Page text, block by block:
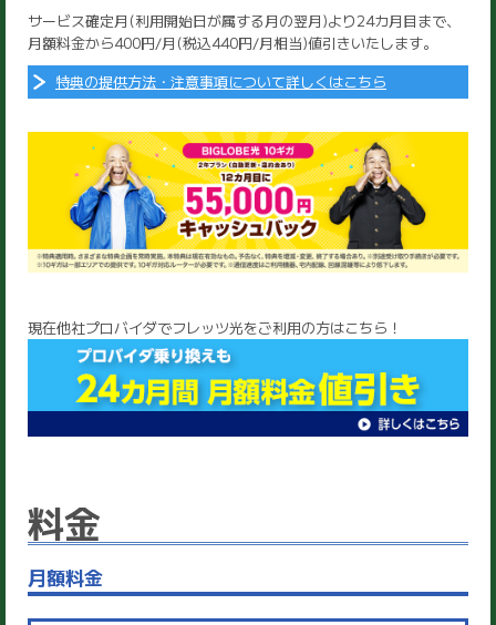
サービス確定月(利用開始日が属する月の翌月)より24カ月目まで、
月額料金から400円/月(税込440円/月相当)値引きいたします。
特典の提供方法・注意事項について詳しくはこちら
現在他社プロバイダでフレッツ光をご利用の方はこちら！
料金
月額料金